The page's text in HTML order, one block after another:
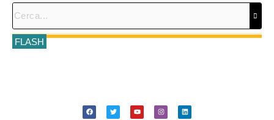
FLASH